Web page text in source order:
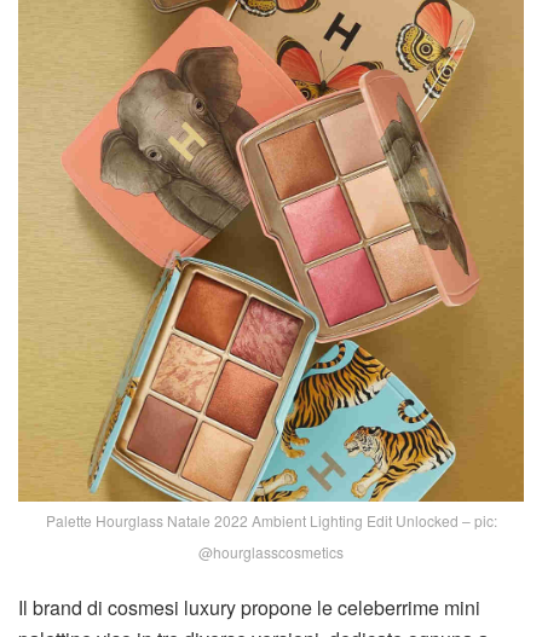
Palette Hourglass Natale 2022 Ambient Lighting Edit Unlocked – pic:
@hourglasscosmetics
Il brand di cosmesi luxury propone le celeberrime mini